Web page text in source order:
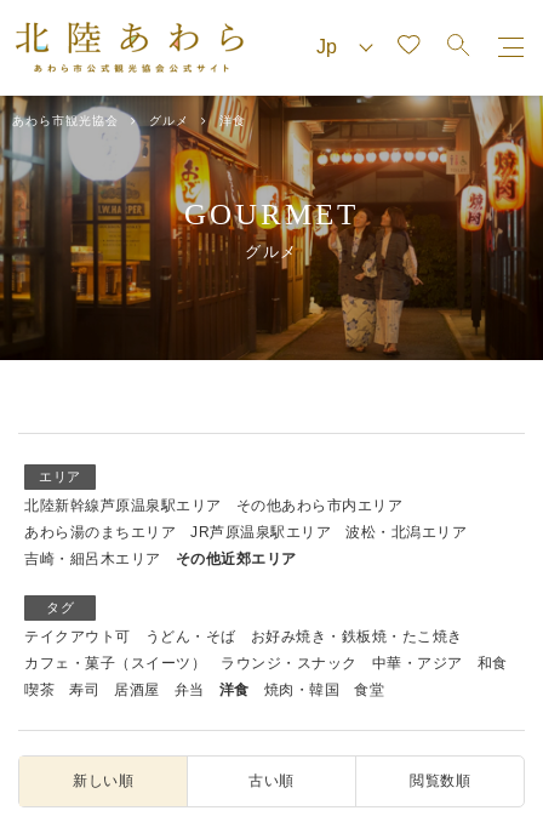
あわら市観光協会 グルメ 洋食
GOURMET
グルメ
エリア
北陸新幹線芦原温泉駅エリア
その他あわら市内エリア
あわら湯のまちエリア
JR芦原温泉駅エリア
波松・北潟エリア
吉崎・細呂木エリア
その他近郊エリア
タグ
テイクアウト可 うどん・そば
お好み焼き・鉄板焼・たこ焼き
カフェ・菓子（スイーツ）
ラウンジ・スナック 中華・アジア
和食
喫茶
寿司 居酒屋 弁当 洋食 焼肉・韓国 食堂
新しい順 古い順 閲覧数順